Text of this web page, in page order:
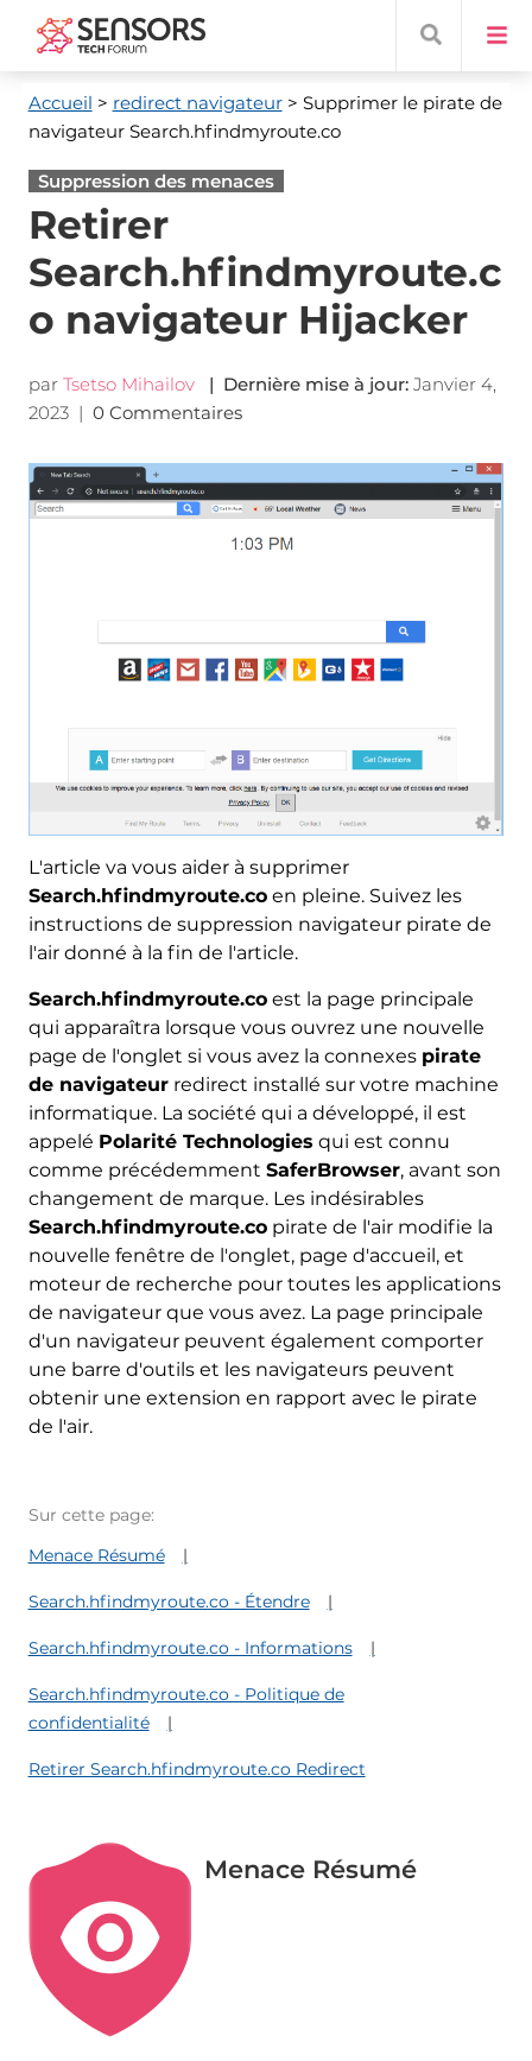
Accueil > redirect navigateur> Supprimer le pirate de
navigateur Search.hfindmyroute.co
Suppression des menaces
Retirer
Search.hfindmyroute.c
o navigateur Hijacker
par Tsetso Mihailov | Dernière mise à jour: Janvier 4,
2023| 0 Commentaires
L'article va vous aider à supprimer
Search.hfindmyroute.coen pleine. Suivez les
instructions de suppression navigateur pirate de
l'air donné à la fin de l'article.
Search.hfindmyroute.coest la page principale
qui apparaîtra lorsque vous ouvrez une nouvelle
page de l'onglet si vous avez la connexes pirate
de navigateurredirect installé sur votre machine
informatique. La société qui a développé, il est
appelé Polarité Technologies qui est connu
comme précédemment SaferBrowser, avant son
changement de marque. Les indésirables
Search.hfindmyroute.copirate de l'air modifie la
nouvelle fenêtre de l'onglet, page d'accueil, et
moteur de recherche pour toutes les applications
de navigateur que vous avez. La page principale
d'un navigateur peuvent également comporter
une barre d'outils et les navigateurs peuvent
obtenir une extension en rapport avec le pirate
de l'air.
Sur cette page:
Menace Résumé
Search.hfindmyroute.co - Étendre
Search.hfindmyroute.co - Informations
Search.hfindmyroute.co - Politique de
confidentialité
Retirer Search.hfindmyroute.co Redirect
Menace Résumé